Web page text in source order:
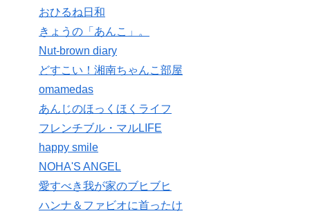
おひるね日和
きょうの「あんこ」。
Nut-brown diary
どすこい！湘南ちゃんこ部屋
omamedas
あんじのほっくほくライフ
フレンチブル・マルLIFE
happy smile
NOHA'S ANGEL
愛すべき我が家のブヒブヒ
ハンナ＆ファビオに首ったけ